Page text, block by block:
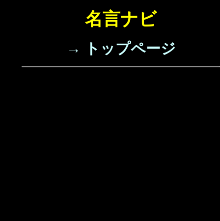
名言ナビ
→ トップページ